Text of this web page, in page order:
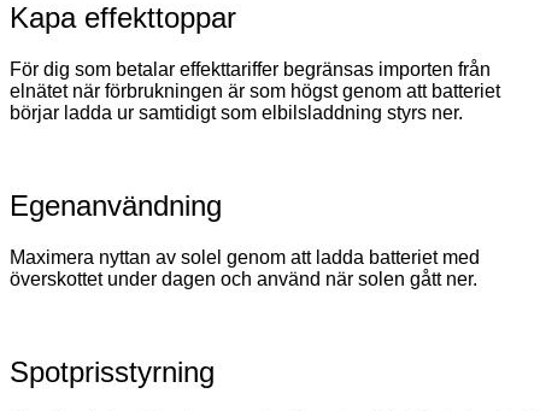
Kapa effekttoppar
För dig som betalar effekttariffer begränsas importen från
elnätet när förbrukningen är som högst genom att batteriet
börjar ladda ur samtidigt som elbilsladdning styrs ner.
Egenanvändning
Maximera nyttan av solel genom att ladda batteriet med
överskottet under dagen och använd när solen gått ner.
Spotprisstyrning